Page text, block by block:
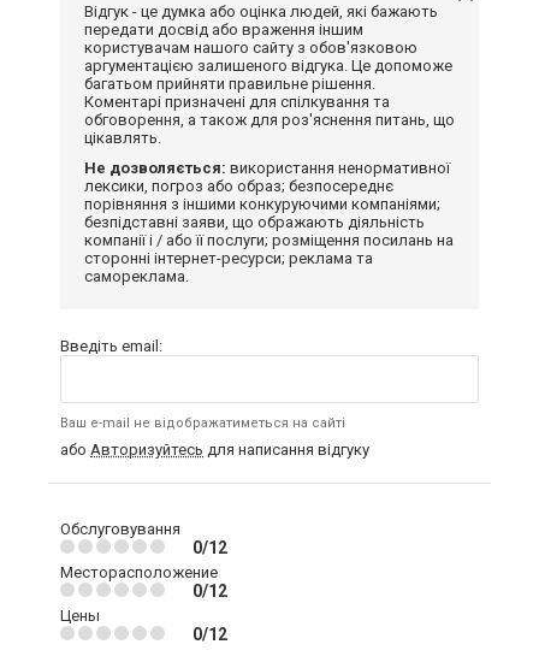
Відгук - це думка або оцінка людей, які бажають
передати досвід або враження іншим
користувачам нашого сайту з обов'язковою
аргументацією залишеного відгука. Це допоможе
багатьом прийняти правильне рішення.
Коментарі призначені для спілкування та
обговорення, а також для роз'яснення питань, що
цікавлять.
Не дозволяється: використання ненормативної
лексики, погроз або образ; безпосереднє
порівняння з іншими конкуруючими компаніями;
безпідставні заяви, що ображають діяльність
компанії і / або її послуги; розміщення посилань на
сторонні інтернет-ресурси; реклама та
самореклама.
Введіть email:
Ваш e-mail не відображатиметься на сайті
або Авторизуйтесь для написання відгуку
Обслуговування
0/12
Месторасположение
0/12
Цены
0/12